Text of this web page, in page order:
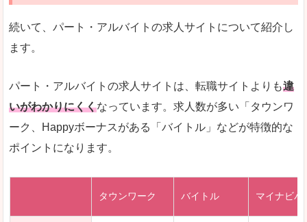
使いやすさ
求人を含んだページを見てみる
ファルマスタッフ
薬キャリ(エムスリー)
ファーマキャリア
レバテックキャリア
DODAエンジニア IT
続いて、パート・アルバイトの求人サイトについて紹介し
ます。
パート・アルバイトの求人サイトは、転職サイトよりも違
いがわかりにくくなっています。求人数が多い「タウンワ
ーク、Happyボーナスがある「バイトル」などが特徴的な
ポイントになります。
タウンワーク バイトル マイナビバ